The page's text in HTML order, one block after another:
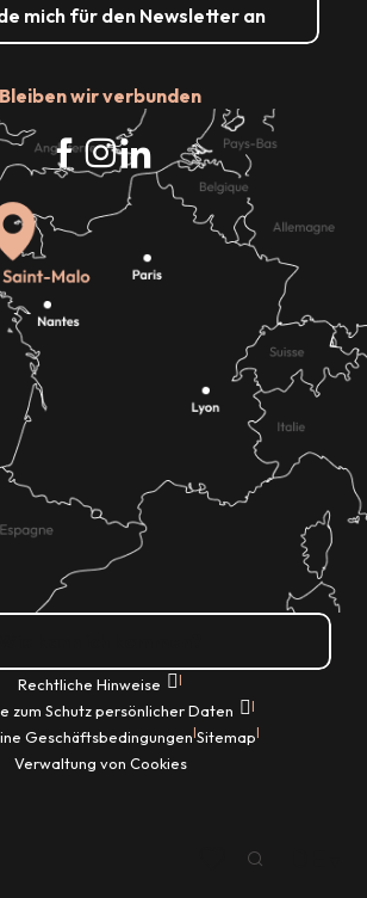
mich für den Newsletter an
Bleiben wir verbunden
Rechtliche Hinweise |
zum Schutz persönlicher Daten |
Geschäftsbedingungen|Sitemap|
Verwaltung von Cookies